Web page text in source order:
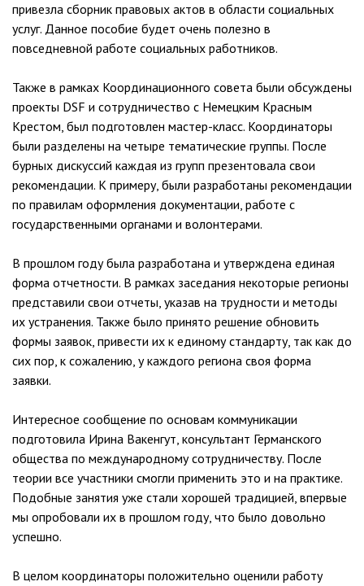
привезла сборник правовых актов в области социальных
услуг. Данное пособие будет очень полезно в
повседневной работе социальных работников.
Также в рамках Координационного совета были обсуждены
проекты DSF и сотрудничество с Немецким Красным
Крестом, был подготовлен мастер-класс. Координаторы
были разделены на четыре тематические группы. После
бурных дискуссий каждая из групп презентовала свои
рекомендации. К примеру, были разработаны рекомендации
по правилам оформления документации, работе с
государственными органами и волонтерами.
В прошлом году была разработана и утверждена единая
форма отчетности. В рамках заседания некоторые регионы
представили свои отчеты, указав на трудности и методы
их устранения. Также было принято решение обновить
формы заявок, привести их к единому стандарту, так как до
сих пор, к сожалению, у каждого региона своя форма
заявки.
Интересное сообщение по основам коммуникации
подготовила Ирина Вакенгут, консультант Германского
общества по международному сотрудничеству. После
теории все участники смогли применить это и на практике.
Подобные занятия уже стали хорошей традицией, впервые
мы опробовали их в прошлом году, что было довольно
успешно.
В целом координаторы положительно оценили работу